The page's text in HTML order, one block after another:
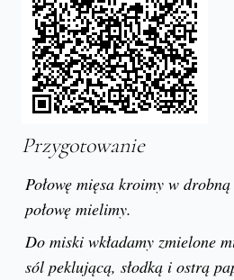
Przygotowanie
Połowę mięsa kroimy w
połowę mielimy.
Do miski wkładamy zmielone
sól peklującą, słodką i ostrą